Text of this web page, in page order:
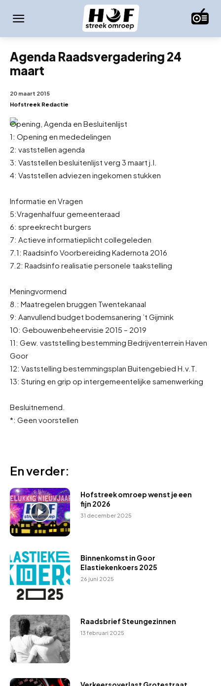
Agenda Raadsvergadering 24
maart
20 maart 2015
Hofstreek Redactie
Opening, Agenda en Besluitenlijst
1: Opening en mededelingen
2: vaststellen agenda
3: Vaststellen besluitenlijst verg 3 maart j.l.
4: Vaststellen adviezen ingekomen stukken
Informatie en Vragen
5:Vragenhalfuur gemeenteraad
6: spreekrecht burgers
7: Actieve informatieplicht collegeleden
7.1: Raadsinfo Voorbereiding Kadernota 2016
7.2: Raadsinfo realisatie personele taakstelling
Meningvormend
8.: Maatregelen bruggen Twentekanaal
9: Aanvullend budget bodemsanering ’t Gijmink
10: Gebouwenbeheervisie 2015 – 2019
11: Gew. vaststelling bestemming Bedrijventerrein Haven
Goor
12: Vaststelling bestemmingsplan Buitengebied H.v.T.
13: Sturing en grip op intergemeentelijke samenwerking
Besluitnemend.
*: Geen voorstellen
En verder:
Hofstreek omroep wenst je een
fijn 2026
31 december 2025
Binnenkomst in Goor
Elastiekenkoers 2025
26 juni 2025
Raadsbrief Steungezinnen
13 februari 2025